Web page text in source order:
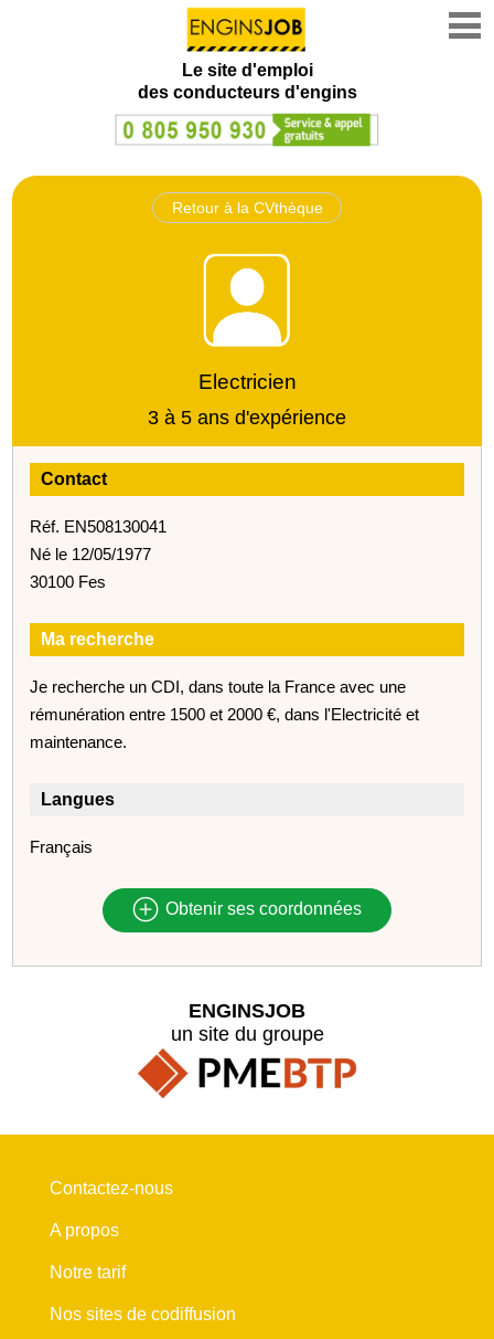
Le site d'emploi
des conducteurs d'engins
Retour à la CVthèque
Electricien
3 à 5 ans d'expérience
Contact
Réf. EN508130041
Né le 12/05/1977
30100 Fes
Ma recherche
Je recherche un CDI, dans toute la France avec une
rémunération entre 1500 et 2000 €, dans l'Electricité et
maintenance.
Langues
Français
Obtenir ses coordonnées
ENGINSJOB
un site du groupe
Contactez-nous
A propos
Notre tarif
Nos sites de codiffusion